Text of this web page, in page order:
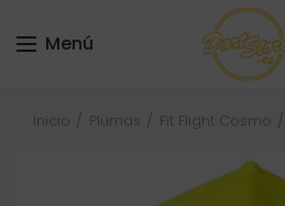
Menú
Inicio Plumas Fit Flight Cosmo